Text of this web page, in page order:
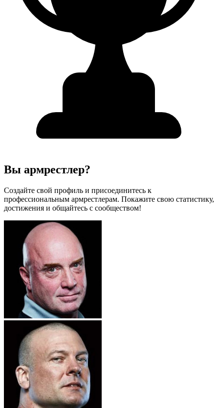
Вы армрестлер?
Создайте свой профиль и присоединитесь к
профессиональным армрестлерам. Покажите свою статистику,
достижения и общайтесь с сообществом!